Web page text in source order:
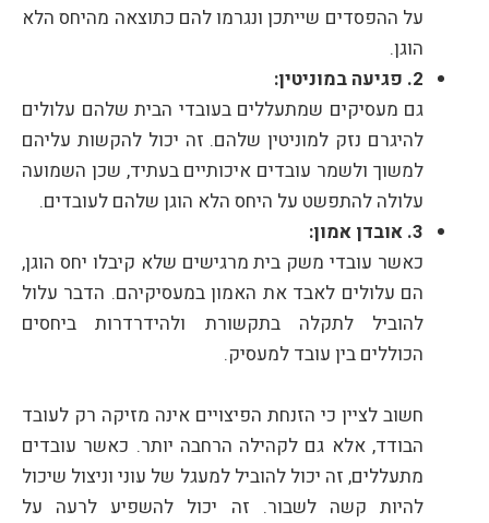
על ההפסדים שייתכן ונגרמו להם כתוצאה מהיחס הלא
הוגן.
2. פגיעה במוניטין:
גם מעסיקים שמתעללים בעובדי הבית שלהם עלולים
להיגרם נזק למוניטין שלהם. זה יכול להקשות עליהם
למשוך ולשמר עובדים איכותיים בעתיד, שכן השמועה
עלולה להתפשט על היחס הלא הוגן שלהם לעובדים.
3. אובדן אמון:
כאשר עובדי משק בית מרגישים שלא קיבלו יחס הוגן,
הם עלולים לאבד את האמון במעסיקיהם. הדבר עלול
להוביל לתקלה בתקשורת ולהידרדרות ביחסים
הכוללים בין עובד למעסיק.
חשוב לציין כי הזנחת הפיצויים אינה מזיקה רק לעובד
הבודד, אלא גם לקהילה הרחבה יותר. כאשר עובדים
מתעללים, זה יכול להוביל למעגל של עוני וניצול שיכול
להיות קשה לשבור. זה יכול להשפיע לרעה על